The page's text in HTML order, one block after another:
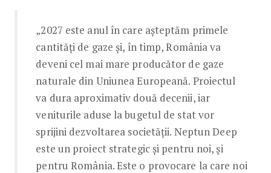
„2027 este anul în care aşteptăm primele
cantităţi de gaze şi, în timp, România va
deveni cel mai mare producător de gaze
naturale din Uniunea Europeană. Proiectul
va dura aproximativ două decenii, iar
veniturile aduse la bugetul de stat vor
sprijini dezvoltarea societăţii. Neptun Deep
este un proiect strategic şi pentru noi, şi
pentru România. Este o provocare la care noi